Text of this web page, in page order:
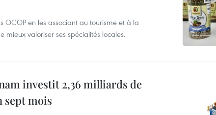
OCOP en les associant au tourisme et à la
valoriser ses spécialités locales.
investit 2,36 milliards de
sept mois